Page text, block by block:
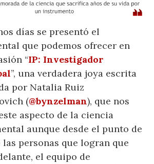
días se presentó el
que podemos ofrecer en
“IP: Investigador
”, una verdadera joya escrita
por Natalia Ruiz
(@bynzelman), que nos
aspecto de la ciencia
aunque desde el punto de
las personas que logran que
el equipo de